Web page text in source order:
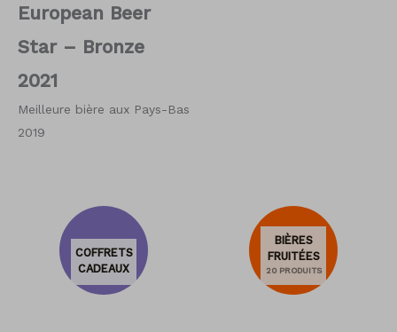
European Beer
Star – Bronze
2021
Meilleure bière aux Pays-Bas
2019
COFFRETS
CADEAUX
BIÈRES
FRUITÉES
20 PRODUITS